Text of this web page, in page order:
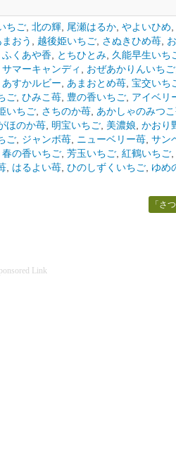
ちご 北の輝 尾瀬はるか やよいひめ
おう
越後姫いちご さぬきひめ苺
ふくあや香 とちひとみ 久能早生いち
サマーキャンディ おぜあかりんいちご
あすかルビー あまおとめ苺 宝交いち
ご ひみこ苺 豊の香いちご アイベリ
いちご さちのか苺 あかしゃのみつ
ほのか苺 明宝いちご 美濃娘 かおり
ご ジャンボ苺 ニューベリー苺 サン
春の香いちご 芳玉いちご 紅鶴いちご
はるよい苺 ひのしずくいちご ゆめ
「さ
Link